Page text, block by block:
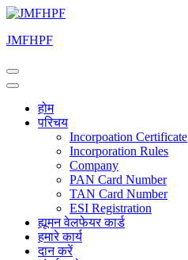
Skip
content
Enter)
JMFHPF
होम
परिचय
Incorpoation Certificate
Incorporation Rules
Company
PAN Card Number
TAN Card Number
ESI Registration
ह्यूमन वेलफेयर कार्ड
हमारे कार्य
दान करें